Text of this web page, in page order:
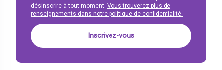
désinscrire à tout moment. Vous trouverez plus de
renseignements dans notre politique de confidentialité.